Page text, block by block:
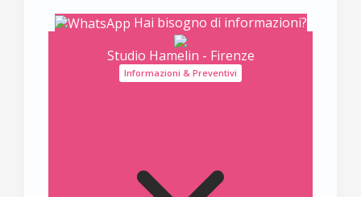
Hai bisogno di informazioni?
Studio Hamelin - Firenze
Informazioni & Preventivi